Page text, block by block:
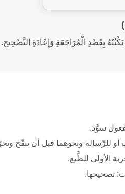
يَكْتُبُهُ بِقَصْدِ الْمُرَاجَعَةِ وَإِعَادَةِ
سوَّدَ.
أو للرِّسالة ونحوهما قبل أن تنقّح
الأولى للطَّبع.
تصحيحها.